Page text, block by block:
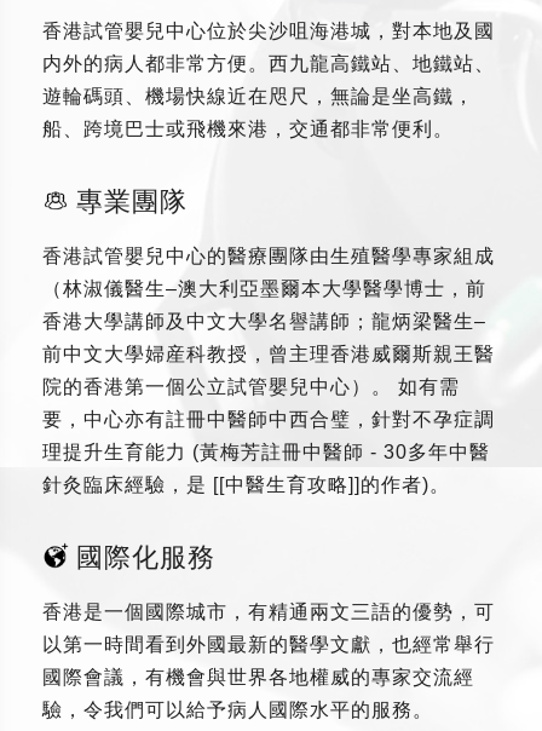
香港試管嬰兒中心位於尖沙咀海港城，對本地及國
内外的病人都非常方便。西九龍高鐵站、地鐵站、
遊輪碼頭、機場快線近在咫尺，無論是坐高鐵，
船、跨境巴士或飛機來港，交通都非常便利。
專業團隊
香港試管嬰兒中心的醫療團隊由生殖醫學專家組成
（林淑儀醫生–澳大利亞墨爾本大學醫學博士，前
香港大學講師及中文大學名譽講師；龍炳梁醫生–
前中文大學婦産科教授，曾主理香港威爾斯親王醫
院的香港第一個公立試管嬰兒中心）。 如有需
要，中心亦有註冊中醫師中西合璧，針對不孕症調
理提升生育能力 (黃梅芳註冊中醫師 - 30多年中醫
針灸臨床經驗，是 [[中醫生育攻略]]的作者)。
國際化服務
香港是一個國際城市，有精通兩文三語的優勢，可
以第一時間看到外國最新的醫學文獻，也經常舉行
國際會議，有機會與世界各地權威的專家交流經
驗，令我們可以給予病人國際水平的服務。